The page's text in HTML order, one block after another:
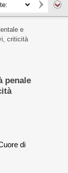
e
criticità
penale
di